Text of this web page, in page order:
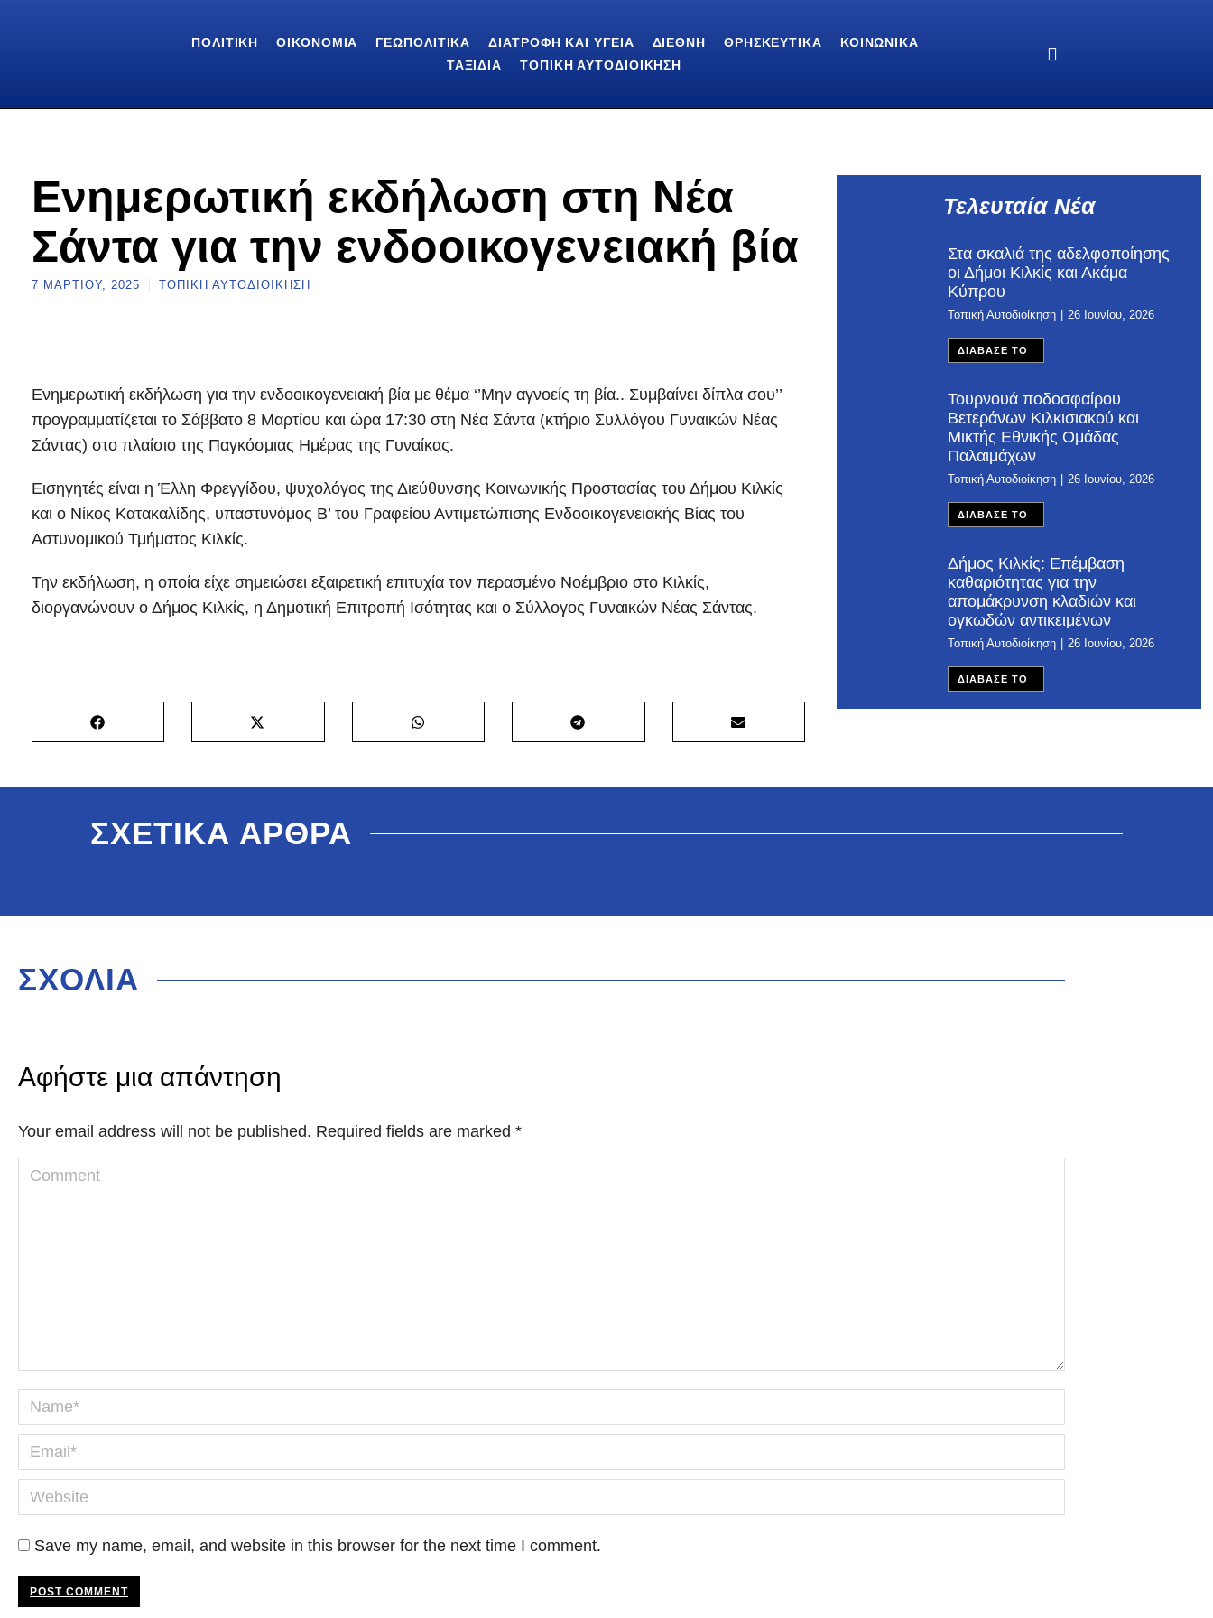
ΠΟΛΙΤΙΚΉ ΟΙΚΟΝΟΜΊΑ ΓΕΩΠΟΛΙΤΙΚΆ ΔΙΑΤΡΟΦΉ ΚΑΙ ΥΓΕΊΑ ΔΙΕΘΝΉ ΘΡΗΣΚΕΥΤΙΚΆ
ΚΟΙΝΩΝΙΚΆ
ΤΑΞΊΔΙΑ
ΤΟΠΙΚΉ ΑΥΤΟΔΙΟΊΚΗΣΗ
Ενημερωτική εκδήλωση στη Νέα
Σάντα για την ενδοοικογενειακή βία
7 ΜΑΡΤΊΟΥ, 2025 ΤΟΠΙΚΉ ΑΥΤΟΔΙΟΊΚΗΣΗ
Ενημερωτική εκδήλωση για την ενδοοικογενειακή βία με θέμα ‘’Μην αγνοείς τη βία.. Συμβαίνει δίπλα σου’’
προγραμματίζεται το Σάββατο 8 Μαρτίου και ώρα 17:30 στη Νέα Σάντα (κτήριο Συλλόγου Γυναικών Νέας
Σάντας) στο πλαίσιο της Παγκόσμιας Ημέρας της Γυναίκας.
Εισηγητές είναι η Έλλη Φρεγγίδου, ψυχολόγος της Διεύθυνσης Κοινωνικής Προστασίας του Δήμου Κιλκίς
και ο Νίκος Κατακαλίδης, υπαστυνόμος Β’ του Γραφείου Αντιμετώπισης Ενδοοικογενειακής Βίας του
Αστυνομικού Τμήματος Κιλκίς.
Την εκδήλωση, η οποία είχε σημειώσει εξαιρετική επιτυχία τον περασμένο Νοέμβριο στο Κιλκίς,
διοργανώνουν ο Δήμος Κιλκίς, η Δημοτική Επιτροπή Ισότητας και ο Σύλλογος Γυναικών Νέας Σάντας.
Τελευταία Νέα
Στα σκαλιά της αδελφοποίησης
οι Δήμοι Κιλκίς και Ακάμα
Κύπρου
Τοπική Αυτοδιοίκηση 26 Ιουνίου, 2026
ΔΙΑΒΑΣΕ ΤΟ
Τουρνουά ποδοσφαίρου
Βετεράνων Κιλκισιακού και
Μικτής Εθνικής Ομάδας
Παλαιμάχων
Τοπική Αυτοδιοίκηση 26 Ιουνίου, 2026
ΔΙΑΒΑΣΕ ΤΟ
Δήμος Κιλκίς: Επέμβαση
καθαριότητας για την
απομάκρυνση κλαδιών και
ογκωδών αντικειμένων
Τοπική Αυτοδιοίκηση 26 Ιουνίου, 2026
ΔΙΑΒΑΣΕ ΤΟ
ΣΧΕΤΙΚΑ ΑΡΘΡΑ
ΣΧΟΛΙΑ
Αφήστε μια απάντηση
Your email address will not be published. Required fields are marked *
Comment
Name *
Email *
Website
Save my name, email, and website in this browser for the next time I comment.
POST COMMENT